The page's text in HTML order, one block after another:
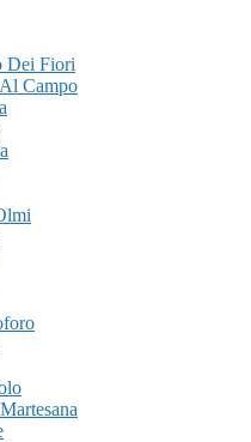
Dei Fiori
Campo